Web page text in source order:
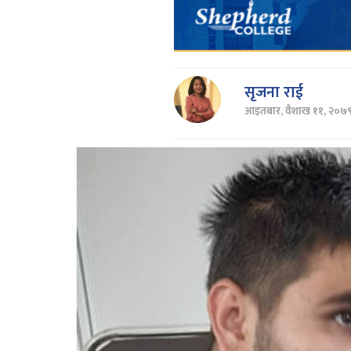
सृजना राई
आइतबार, वैशाख ११,